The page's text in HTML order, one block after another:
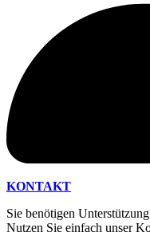
KONTAKT
Sie benötigen
Nutzen Sie einfach unser